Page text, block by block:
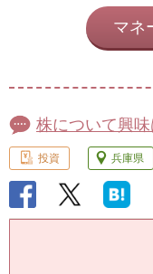
マネ
株について興味
投資 兵庫県